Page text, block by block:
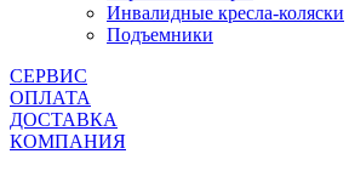
Инвалидные кресла-коляски
Подъемники
СЕРВИС
ОПЛАТА
ДОСТАВКА
КОМПАНИЯ